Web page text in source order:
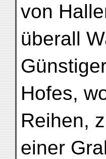
von
überall
Hofes,
Reihen,
einer